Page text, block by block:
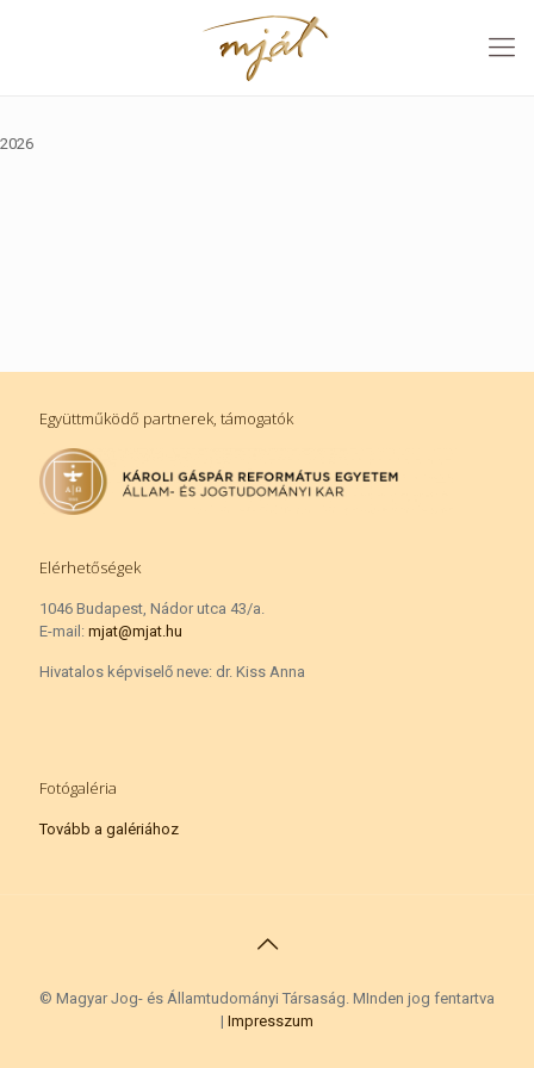
Együttműködő partnerek, támogatók
Elérhetőségek
1046 Budapest, Nádor utca 43/a.
E-mail: mjat@mjat.hu
Hivatalos képviselő neve: dr. Kiss Anna
Fotógaléria
Tovább a galériához
© Magyar Jog- és Államtudományi Társaság. MInden jog fentartva
| Impresszum
2026